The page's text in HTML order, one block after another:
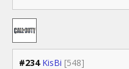
#234 KisBi [548]